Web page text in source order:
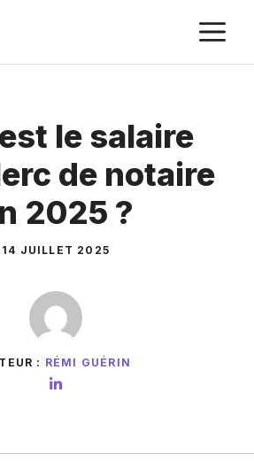
le salaire
de notaire
2025 ?
14 JUILLET 2025
: RÉMI GUÉRIN